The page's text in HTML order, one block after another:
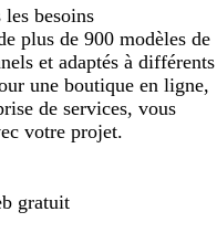
besoins
plus de 900 modèles de
et adaptés à différents
une boutique en ligne,
de services, vous
votre projet.
gratuit